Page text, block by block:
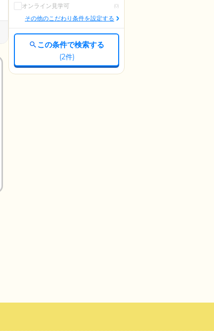
オンライン見学可 (0)
その他のこだわり条件を設定する
この条件で検索する
(2件)